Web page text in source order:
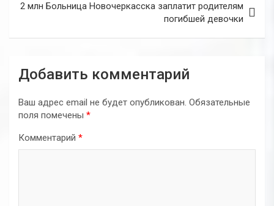
2 млн Больница Новочеркасска заплатит родителям
погибшей девочки
Добавить комментарий
Ваш адрес email не будет опубликован. Обязательные
поля помечены *
Комментарий *